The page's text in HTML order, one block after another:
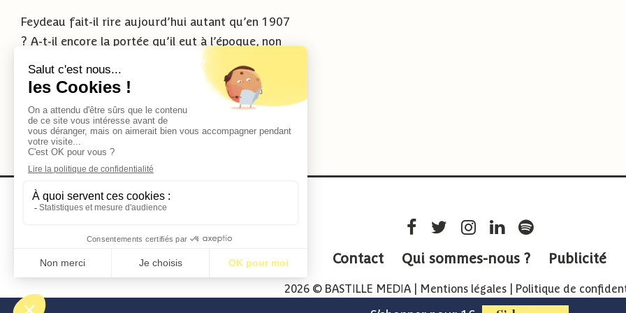
Feydeau fait-il rire aujourd’hui autant qu’en 1907
? A-t-il encore la portée qu’il eut à l’époque, non
Lire la suite
Contact Qui sommes-nous ? Publicité
2026 © BASTILLE MEDIA | Mentions légales Politique de